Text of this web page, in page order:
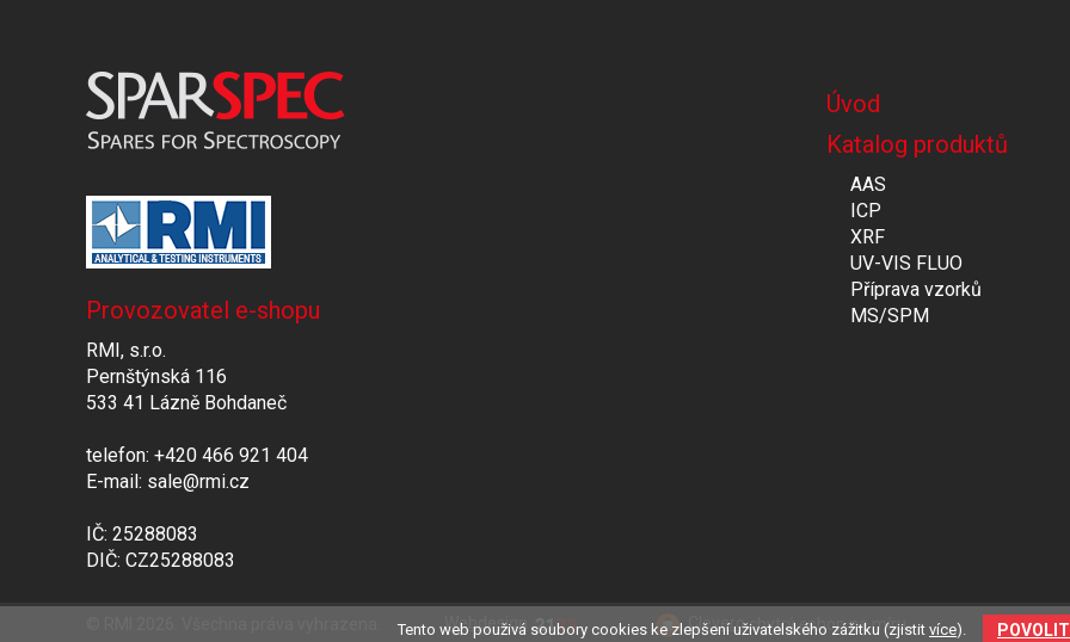
Provozovatel e-shopu
RMI, s.r.o.
Pernštýnská 116
533 41 Lázně Bohdaneč
telefon: +420 466 921 404
E-mail: sale@rmi.cz
IČ: 25288083
DIČ: CZ25288083
Úvod
Katalog produktů
AAS
ICP
XRF
UV-VIS FLUO
Příprava vzorků
MS/SPM
Webdesign Cleverochytrý eshop na míru.
Tento web použivá soubory cookies ke zlepšení uživatelského zážitku (zjistit více). POVOLIT